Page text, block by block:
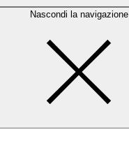
Nascondi la navigazione